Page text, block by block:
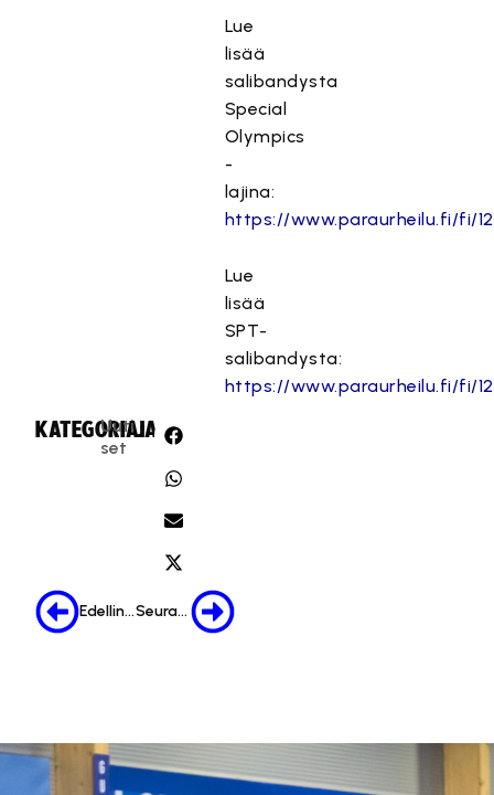
Lue
lisää
salibandysta
Special
Olympics
-
lajina:
https://www.paraurheilu.fi/fi/
Lue
lisää
SPT-
salibandysta:
https://www.paraurheilu.fi/fi/
KATEGORIA:
Uuti
set
JAA:
Edellinen Seuraava